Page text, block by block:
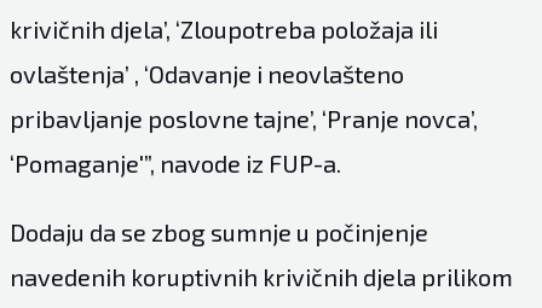
krivičnih djela’, ‘Zloupotreba položaja ili
ovlaštenja’ , ‘Odavanje i neovlašteno
pribavljanje poslovne tajne’, ‘Pranje novca’,
‘Pomaganje'”, navode iz FUP-a.
Dodaju da se zbog sumnje u počinjenje
navedenih koruptivnih krivičnih djela prilikom